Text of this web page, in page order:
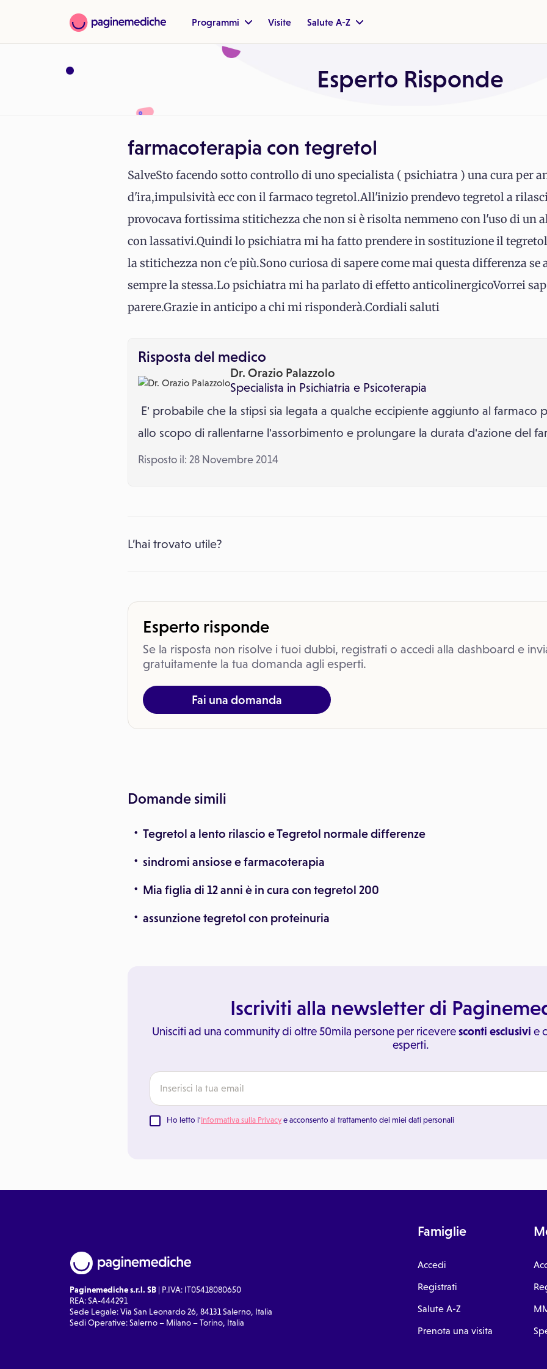
Programmi Visite Salute A-Z
Esperto Risponde
farmacoterapia con tegretol
SalveSto facendo sotto controllo di uno specialista ( psichiatra ) una cura per
d'ira,impulsività ecc con il farmaco tegretol.All'inizio prendevo tegretol a
provocava fortissima stitichezza che non si è risolta nemmeno con l'uso di un
con lassativi.Quindi lo psichiatra mi ha fatto prendere in sostituzione il
la stitichezza non c'e più.Sono curiosa di sapere come mai questa differenza se
sempre la stessa.Lo psichiatra mi ha parlato di effetto anticolinergicoVorrei
parere.Grazie in anticipo a chi mi risponderà.Cordiali saluti
Risposta del medico
Dr. Orazio Palazzolo
Specialista in Psichiatria e Psicoterapia
E' probabile che la stipsi sia legata a qualche eccipiente aggiunto al farmaco
allo scopo di rallentarne l'assorbimento e prolungare la durata d'azione del
Risposto il: 28 Novembre 2014
L’hai trovato utile?
Esperto risponde
Se la risposta non risolve i tuoi dubbi, registrati o accedi alla dashboard e
gratuitamente la tua domanda agli esperti.
Fai una domanda
Domande simili
Tegretol a lento rilascio e Tegretol normale differenze
sindromi ansiose e farmacoterapia
Mia figlia di 12 anni è in cura con tegretol 200
assunzione tegretol con proteinuria
Iscriviti alla newsletter di
Unisciti ad una community di oltre 50mila persone per riceveresconti esclusivi e
esperti.
Ho letto l'Informativa sulla Privacy e acconsento al trattamento dei miei dati personali
Paginemediche s.r.l. SB | P.IVA: IT05418080650
REA: SA-444291
Sede Legale: Via San Leonardo 26, 84131 Salerno, Italia
Sedi Operative: Salerno – Milano – Torino, Italia
Famiglie
Accedi
Registrati
Salute A-Z
Prenota una visita